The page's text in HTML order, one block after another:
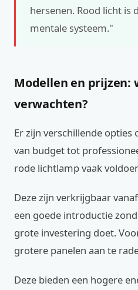
hersenen. Rood licht is
mentale systeem."
Modellen en prijzen:
verwachten?
Er zijn verschillende
van budget tot
rode lichtlamp vaak
Deze zijn verkrijgbaar
een goede introductie
grote investering doet.
grotere panelen aan te
Deze bieden een hogere